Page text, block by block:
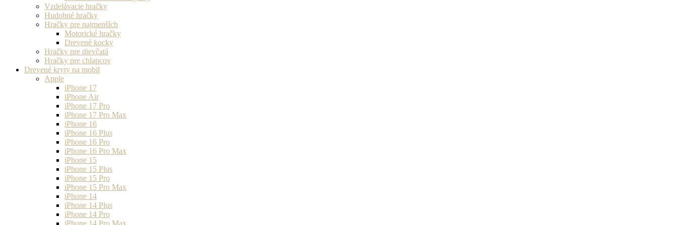
Vzdelávacie hračky
Hudobné hračky
Hračky pre najmenších
Motorické hračky
Drevené kocky
Hračky pre dievčatá
Hračky pre chlapcov
Drevené kryty na mobil
Apple
iPhone 17
iPhone Air
iPhone 17 Pro
iPhone 17 Pro Max
iPhone 16
iPhone 16 Plus
iPhone 16 Pro
iPhone 16 Pro Max
iPhone 15
iPhone 15 Plus
iPhone 15 Pro
iPhone 15 Pro Max
iPhone 14
iPhone 14 Plus
iPhone 14 Pro
iPhone 14 Pro Max